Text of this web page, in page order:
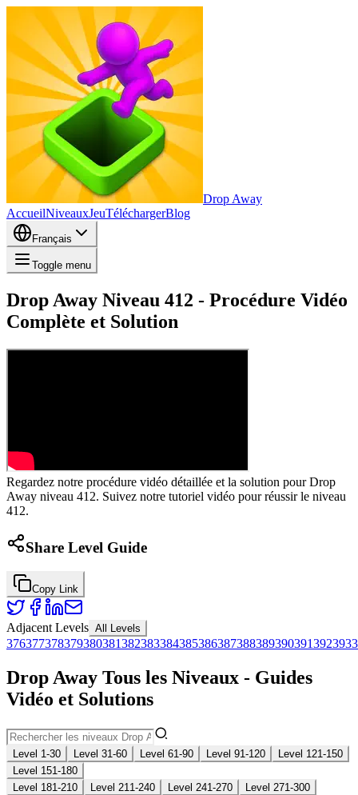
Drop Away
AccueilNiveauxJeuTéléchargerBlog
Français
Toggle menu
Drop Away Niveau 412 - Procédure Vidéo
Complète et Solution
Regardez notre procédure vidéo détaillée et la solution pour Drop
Away niveau 412. Suivez notre tutoriel vidéo pour réussir le niveau
412.
Share Level Guide
Copy Link
Adjacent Levels All Levels
376377378379380381382383384385386387388389390391392393
Drop Away Tous les Niveaux - Guides
Vidéo et Solutions
Level 1-30 Level 31-60 Level 61-90 Level 91-120
Level 121-150
Level 151-180
Level 181-210
Level 211-240 Level 241-270
Level 271-300